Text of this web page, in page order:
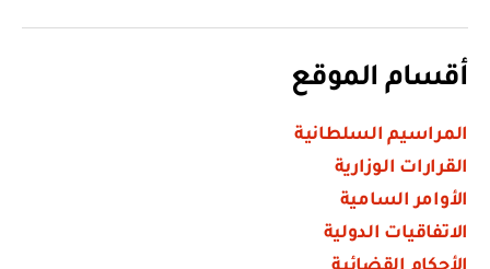
أقسام الموقع
المراسيم السلطانية
القرارات الوزارية
الأوامر السامية
الاتفاقيات الدولية